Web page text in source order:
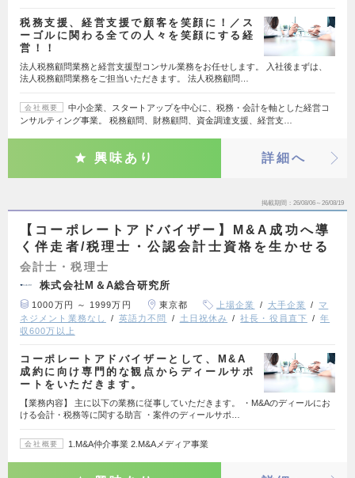
税務支援、経営支援で顧客を笑顔に！／ス
ーゴルに関わる全ての人々を笑顔にする経
営！！
法人税務顧問業務と経営支援型コンサル業務をお任せします。 入社後まずは、
法人税務顧問業務をご担当いただきます。 法人税務顧問…
会社概要
中小企業、スタートアップを中心に、税務・会計を軸とした経営コ
ンサルティング事業。 税務顧問、財務顧問、資金調達支援、経営支…
興味あり 詳細へ
掲載期間 26/08/06～26/08/19
【コーポレートアドバイザー】M&A成功へ導
く伴走者/税理士・公認会計士資格を生かせる
会計士・税理士
株式会社M＆A総合研究所
1000万円 ～ 1999万円 東京都 上場企業 大手企業
マ
ネジメント業務なし
英語力不問 土日祝休み 社長・役員直下
年
収600万以上
コーポレートアドバイザーとして、M&A
成約に向け専門的な観点からディールサポ
ートをいただきます。
【業務内容】 主に以下の業務に従事していただきます。 ・M&Aのディールにお
ける会計・税務等に関する助言 ・案件のディールサポ…
会社概要 1.M&A仲介事業 2.M&Aメディア事業